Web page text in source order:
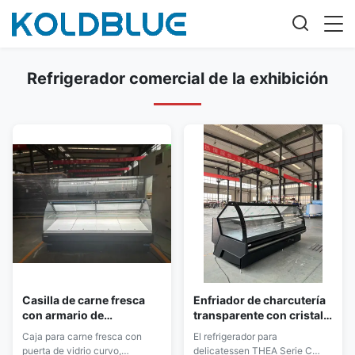
Refrigerador comercial de la exhibición
Casilla de carne fresca
con armario de
almacenamiento trasero
y segundo estante de
Caja para carne fresca con
puerta de vidrio curvo,
Enfriador de charcutería
transparente con cristal
curvo, interior de acero
inoxidable y termostato
El refrigerador para
delicatessen THEA Serie C